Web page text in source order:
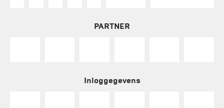
PARTNER
Inloggegevens